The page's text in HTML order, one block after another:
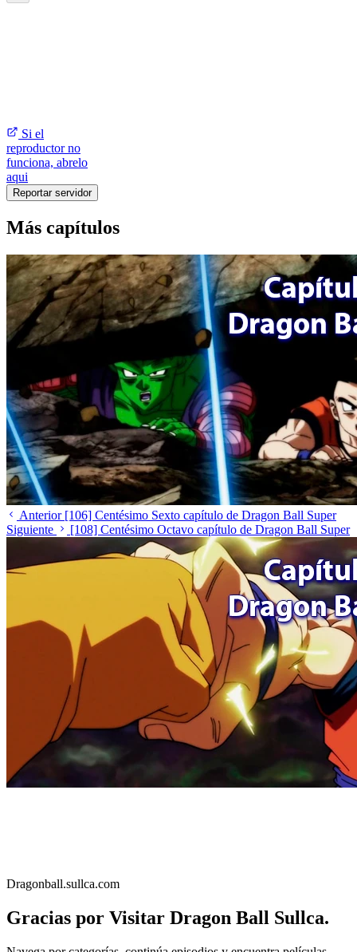
Si el
reproductor no
funciona, abrelo
aqui
Reportar servidor
Más capítulos
Anterior [106] Centésimo Sexto capítulo de Dragon Ball Super
Siguiente
[108] Centésimo Octavo capítulo de Dragon Ball Super
Dragonball.sullca.com
Gracias por Visitar Dragon Ball Sullca.